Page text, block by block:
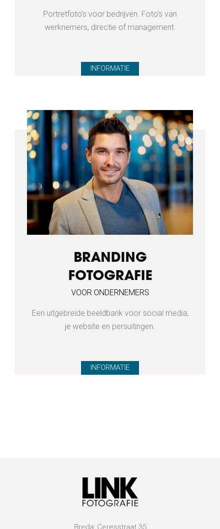
Portretfoto’s voor bedrijven. Foto's van
werknemers, directie of management.
INFORMATIE
BRANDING
FOTOGRAFIE
VOOR ONDERNEMERS
Een uitgebreide beeldbank voor social media,
je website en persuitingen.
INFORMATIE
Breda: Ceresstraat 35